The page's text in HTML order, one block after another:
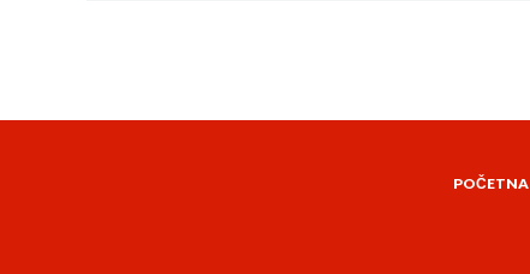
POČETNA